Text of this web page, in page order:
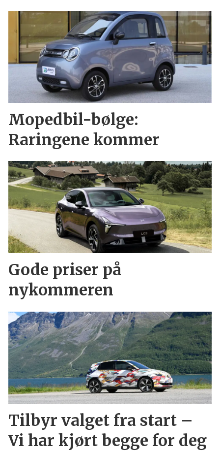
Mopedbil-bølge:
Raringene kommer
Gode priser på
nykommeren
Tilbyr valget fra start –
Vi har kjørt begge for deg